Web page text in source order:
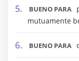
BUENO PARA
mutuamente
BUENO PARA